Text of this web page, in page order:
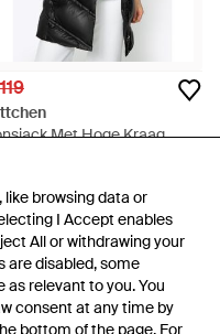
browsing data or
I Accept enables
All or withdrawing your
are disabled, some
relevant to you. You
consent at any time by
bottom of the page. For
browsing data or
I Accept enables
All or withdrawing your
are disabled, some
relevant to you. You
consent at any time by
bottom of the page. For
Met Hoge Kraag
MEER OP VOORRAAD